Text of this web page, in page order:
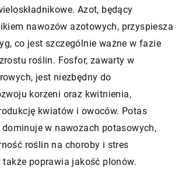
Azot, będący
nawozów azotowych, przyspiesza
co jest szczególnie ważne w fazie
roślin. Fosfor, zawarty w
jest niezbędny do
korzeni oraz kwitnienia,
kwiatów i owoców. Potas
w nawozach potasowych,
roślin na choroby i stres
także poprawia jakość plonów.